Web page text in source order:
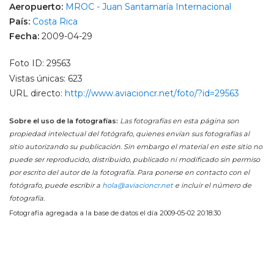
Aeropuerto: MROC - Juan Santamaría Internacional
País: Costa Rica
Fecha: 2009-04-29
Foto ID: 29563
Vistas únicas: 623
URL directo: http://www.aviacioncr.net/foto/?id=29563
Sobre el uso de la fotografías: Las fotografías en esta página son
propiedad intelectual del fotógrafo, quienes envían sus fotografías al
sitio autorizando su publicación. Sin embargo el material en este sitio no
puede ser reproducido, distribuido, publicado ni modificado sin permiso
por escrito del autor de la fotografía. Para ponerse en contacto con el
fotógrafo, puede escribir a hola@aviacioncr.nete incluir el número de
fotografía.
Fotografía agregada a la base de datos el día 2009-05-02 20:18:30